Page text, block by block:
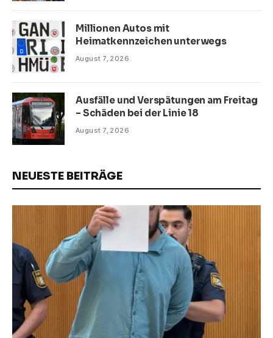
Millionen Autos mit
Heimatkennzeichen unterwegs
August 7, 2026
Ausfälle und Verspätungen am Freitag
– Schäden bei der Linie 18
August 7, 2026
NEUESTE BEITRÄGE